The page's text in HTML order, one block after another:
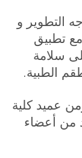
التطوير و
مع تطبيق
سلامة
الطبية.
عميد كلية
من أعضاء